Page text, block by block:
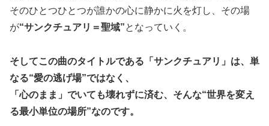
そのひとつひとつが誰かの心に静かに火を灯し、その場
が“サンクチュアリ＝聖域”となっていく。
そしてこの曲のタイトルである「サンクチュアリ」は、単
なる“愛の逃げ場”ではなく、
「心のまま」でいても壊れずに済む、そんな“世界を変え
る最小単位の場所”なのです。